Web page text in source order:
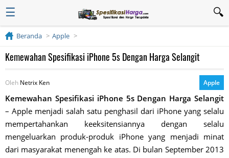
☰
Beranda Apple
Kemewahan Spesifikasi iPhone 5s Dengan Harga Selangit
Oleh Netrix Ken Apple
Kemewahan Spesifikasi iPhone 5s Dengan Harga Selangit
– Apple menjadi salah satu penghasil dari iPhone yang selalu
mempertahankan keeksitensiannya dengan selalu
mengeluarkan produk-produk iPhone yang menjadi minat
dari masyarakat menengah ke atas. Di bulan September 2013